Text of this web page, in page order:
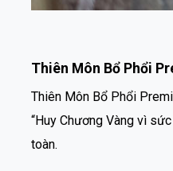
Thiên Môn Bổ Phổi
Thiên Môn Bổ Phổi
“Huy Chương Vàng vì
toàn.